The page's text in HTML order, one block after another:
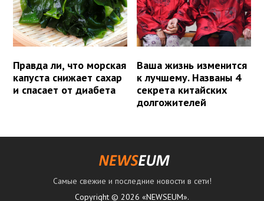
Правда ли, что морская
капуста снижает сахар
и спасает от диабета
Ваша жизнь изменится
к лучшему. Названы 4
секрета китайских
долгожителей
Самые свежие и последние новости в сети!
Copyright © 2026 «NEWSEUM».